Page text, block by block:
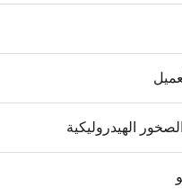
الهيدروليكية